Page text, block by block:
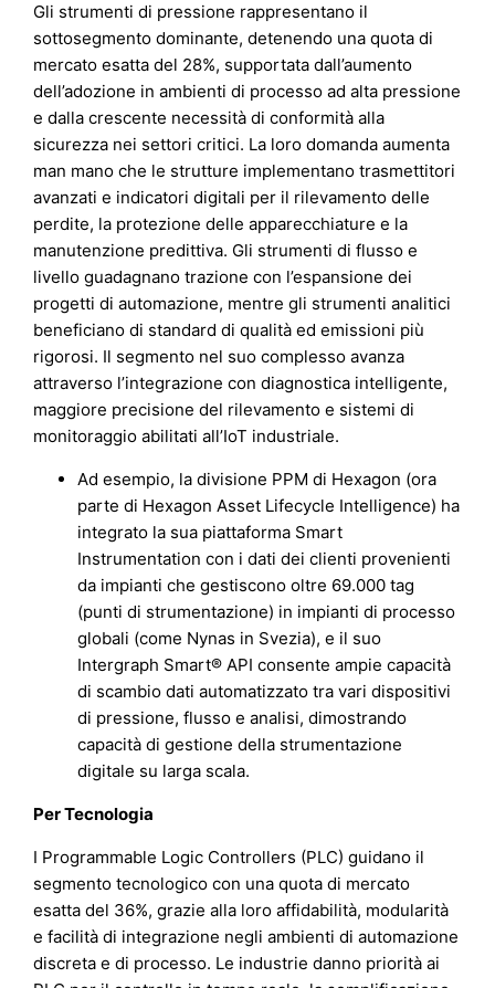
Gli strumenti di pressione rappresentano il
sottosegmento dominante, detenendo una quota di
mercato esatta del 28%, supportata dall’aumento
dell’adozione in ambienti di processo ad alta pressione
e dalla crescente necessità di conformità alla
sicurezza nei settori critici. La loro domanda aumenta
man mano che le strutture implementano trasmettitori
avanzati e indicatori digitali per il rilevamento delle
perdite, la protezione delle apparecchiature e la
manutenzione predittiva. Gli strumenti di flusso e
livello guadagnano trazione con l’espansione dei
progetti di automazione, mentre gli strumenti analitici
beneficiano di standard di qualità ed emissioni più
rigorosi. Il segmento nel suo complesso avanza
attraverso l’integrazione con diagnostica intelligente,
maggiore precisione del rilevamento e sistemi di
monitoraggio abilitati all’IoT industriale.
Ad esempio, la divisione PPM di Hexagon (ora
parte di Hexagon Asset Lifecycle Intelligence) ha
integrato la sua piattaforma Smart
Instrumentation con i dati dei clienti provenienti
da impianti che gestiscono oltre 69.000 tag
(punti di strumentazione) in impianti di processo
globali (come Nynas in Svezia), e il suo
Intergraph Smart® API consente ampie capacità
di scambio dati automatizzato tra vari dispositivi
di pressione, flusso e analisi, dimostrando
capacità di gestione della strumentazione
digitale su larga scala.
Per Tecnologia
I Programmable Logic Controllers (PLC) guidano il
segmento tecnologico con una quota di mercato
esatta del 36%, grazie alla loro affidabilità, modularità
e facilità di integrazione negli ambienti di automazione
discreta e di processo. Le industrie danno priorità ai